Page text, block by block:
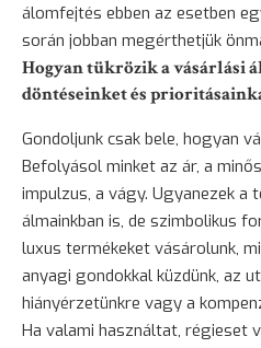
álomfejtés ebben az esetben
során jobban megérthetjük
Hogyan tükrözik a vásárlási
döntéseinket és
Gondoljunk csak bele, hogyan
Befolyásol minket az ár, a
impulzus, a vágy. Ugyanezek a
álmainkban is, de szimbolikus
luxus termékeket vásárolunk,
anyagi gondokkal küzdünk, az
hiányérzetünkre vagy a
Ha valami használtat, régieset